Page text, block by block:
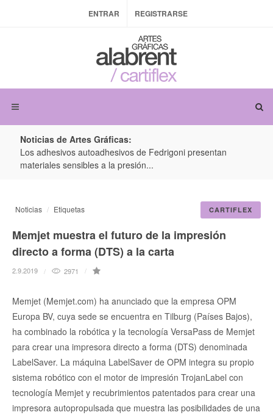
ENTRAR REGISTRARSE
Noticias de Artes Gráficas:
Los adhesivos autoadhesivos de Fedrigoni presentan
materiales sensibles a la presión...
CARTIFLEX
Noticias Etiquetas
Memjet muestra el futuro de la impresión
directo a forma (DTS) a la carta
2.9.2019 2971
Memjet (Memjet.com) ha anunciado que la empresa OPM
Europa BV, cuya sede se encuentra en Tilburg (Países Bajos),
ha combinado la robótica y la tecnología VersaPass de Memjet
para crear una impresora directo a forma (DTS) denominada
LabelSaver. La máquina LabelSaver de OPM integra su propio
sistema robótico con el motor de impresión TrojanLabel con
tecnología Memjet y recubrimientos patentados para crear una
impresora autopropulsada que muestra las posibilidades de una